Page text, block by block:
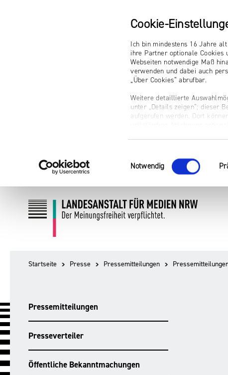
Cookie-
Ich bin mindestens 16 Jahre
ihre Partner optionale Cookies
Webseiten notwendige Maß
verwenden und dabei auch
„Über Cookies“ abrufbar.
Weitere detaillierte
unter „Details zeigen“; dieser
aufgerufen werden. Dort
Einwilligungsauswahl
Notwendig
Inhalt
Navigation
Startseite Presse Pressemitteilungen
Pressemitteilungen
Presseverteiler
Öffentliche Bekanntmachungen